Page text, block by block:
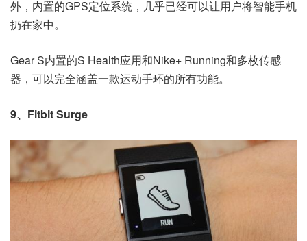
外，内置的GPS定位系统，几乎已经可以让用户将智能手机
扔在家中。
Gear S内置的S Health应用和Nike+ Running和多枚传感
器，可以完全涵盖一款运动手环的所有功能。
9、Fitbit Surge